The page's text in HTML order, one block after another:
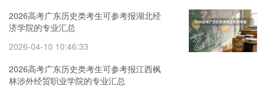
2026高考广东历史类考生可参考报湖北经
济学院的专业汇总
2026-04-10 10:46:33
2026高考广东历史类考生可参考报江西枫
林涉外经贸职业学院的专业汇总